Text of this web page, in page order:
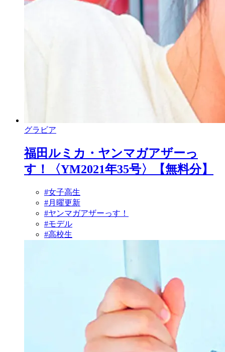
グラビア
福田ルミカ・ヤンマガアザーっ
す！〈YM2021年35号〉【無料分】
#女子高生
#月曜更新
#ヤンマガアザーっす！
#モデル
#高校生